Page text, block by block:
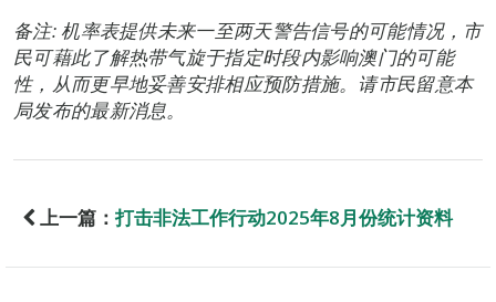
备注: 机率表提供未来一至两天警告信号的可能情况，市
民可藉此了解热带气旋于指定时段内影响澳门的可能
性，从而更早地妥善安排相应预防措施。请市民留意本
局发布的最新消息。
上一篇： 打击非法工作行动2025年8月份统计资料